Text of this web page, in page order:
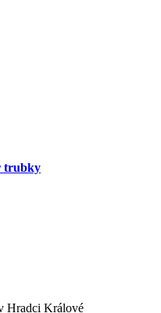
trubky
Hradci Králové